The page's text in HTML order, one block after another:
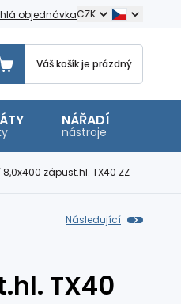
objednávkaCZK
Váš košík je prázdný
NÁŘADÍ
nástroje
zápust.hl. TX40 ZZ
Následující
TX40